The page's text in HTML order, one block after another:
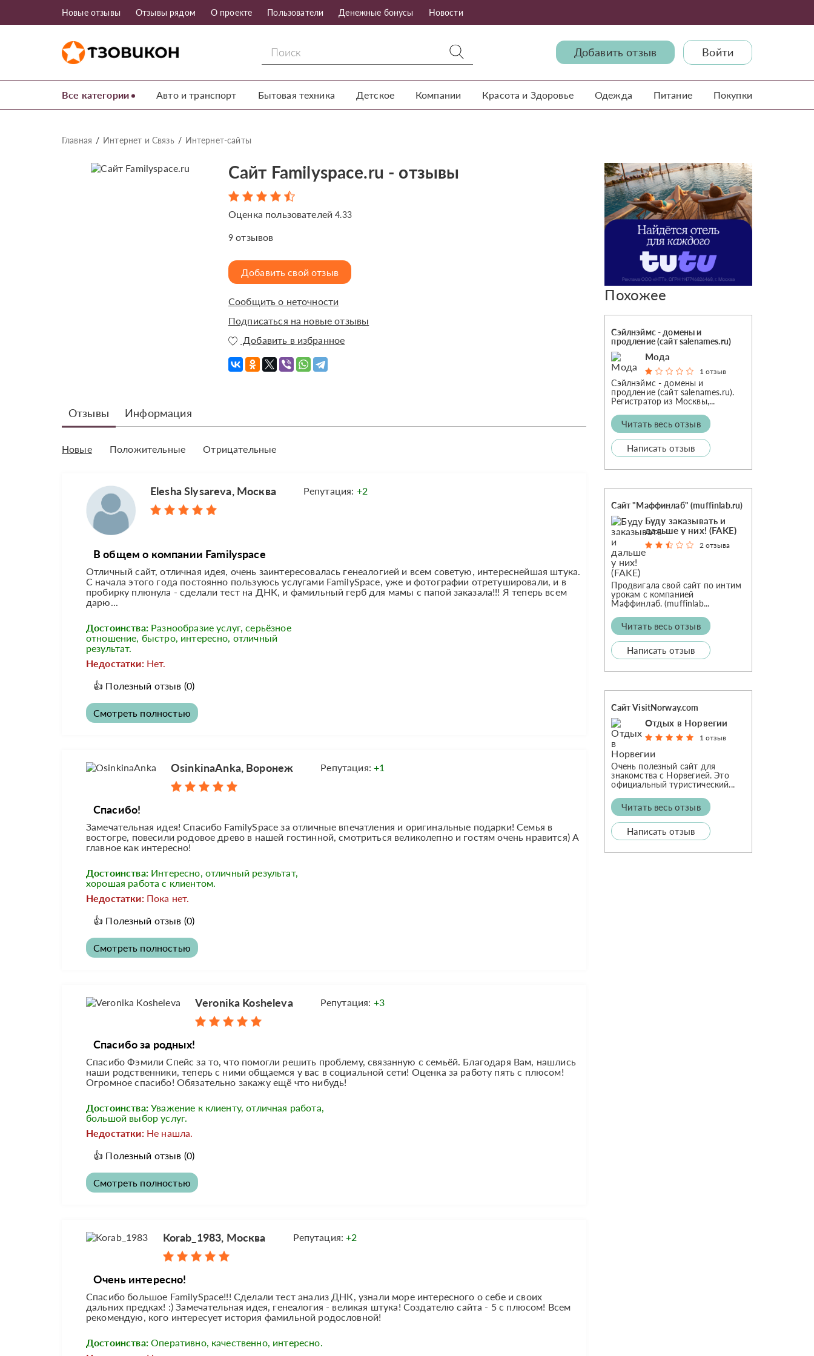
Новые отзывы Отзывы рядом О проекте Пользователи Денежные бонусы Новости
Добавить отзыв Войти
Все категории Авто и транспорт Бытовая техника Детское Компании Красота и Здоровье Одежда Питание Покупки
Главная Интернет и Связь Интернет-сайты
Сайт Familyspace.ru - отзывы
Оценка пользователей4.33
9 отзывов
Добавить свой отзыв
Сообщить о неточности
Подписаться на новые отзывы
Добавить в избранное
Отзывы Информация
Новые Положительные Отрицательные
Elesha Slysareva, Москва Репутация: +2
В общем о компании Familyspace
Отличный сайт, отличная идея, очень заинтересовалась генеалогией и всем советую, интереснейшая штука.
С начала этого года постоянно пользуюсь услугами FamilySpace, уже и фотографии отретушировали, и в
пробирку плюнула - сделали тест на ДНК, и фамильный герб для мамы с папой заказала!!! Я теперь всем
дарю...
Достоинства: Разнообразие услуг, серьёзное
отношение, быстро, интересно, отличный
результат.
Недостатки: Нет.
👍 Полезный отзыв (0)
Смотреть полностью
OsinkinaAnka, Воронеж Репутация:+1
Спасибо!
Замечательная идея! Спасибо FamilySpace за отличные впечатления и оригинальные подарки! Семья в
востогре, повесили родовое древо в нашей гостинной, смотриться великолепно и гостям очень нравится) А
главное как интересно!
Достоинства: Интересно, отличный результат,
хорошая работа с клиентом.
Недостатки: Пока нет.
👍 Полезный отзыв (0)
Смотреть полностью
Veronika Kosheleva Репутация: +3
Спасибо за родных!
Спасибо Фэмили Спейс за то, что помогли решить проблему, связанную с семьёй. Благодаря Вам, нашлись
наши родственники, теперь с ними общаемся у вас в социальной сети! Оценка за работу пять с плюсом!
Огромное спасибо! Обязательно закажу ещё что нибудь!
Достоинства: Уважение к клиенту, отличная работа,
большой выбор услуг.
Недостатки: Не нашла.
👍 Полезный отзыв (0)
Смотреть полностью
Korab_1983, Москва Репутация:+2
Очень интересно!
Спасибо большое FamilySpace!!! Сделали тест анализ ДНК, узнали море интересного о себе и своих
дальних предках! :) Замечательная идея, генеалогия - великая штука! Создателю сайта - 5 с плюсом! Всем
рекомендую, кого интересует история фамильной родословной!
Достоинства: Оперативно, качественно, интересно.
Похожее
Сэйлнэймс - домены и
продление (сайт salenames.ru)
Мода
1 отзыв
Сэйлнэймс - домены и
продление (сайт salenames.ru).
Регистратор из Москвы,...
Читать весь отзыв
Написать отзыв
Сайт "Маффинлаб" (muffinlab.ru)
Буду заказывать и
дальше у них! (FAKE)
2 отзыва
Продвигала свой сайт по интим
урокам с компанией
Маффинлаб. (muffinlab...
Читать весь отзыв
Написать отзыв
Сайт VisitNorway.com
Отдых в Норвегии
1 отзыв
Очень полезный сайт для
знакомства с Норвегией. Это
официальный туристический...
Читать весь отзыв
Написать отзыв